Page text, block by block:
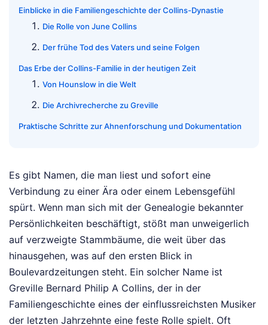
Einblicke in die Familiengeschichte der Collins-Dynastie
Die Rolle von June Collins
Der frühe Tod des Vaters und seine Folgen
Das Erbe der Collins-Familie in der heutigen Zeit
Von Hounslow in die Welt
Die Archivrecherche zu Greville
Praktische Schritte zur Ahnenforschung und Dokumentation
Es gibt Namen, die man liest und sofort eine
Verbindung zu einer Ära oder einem Lebensgefühl
spürt. Wenn man sich mit der Genealogie bekannter
Persönlichkeiten beschäftigt, stößt man unweigerlich
auf verzweigte Stammbäume, die weit über das
hinausgehen, was auf den ersten Blick in
Boulevardzeitungen steht. Ein solcher Name ist
Greville Bernard Philip A Collins, der in der
Familiengeschichte eines der einflussreichsten Musiker
der letzten Jahrzehnte eine feste Rolle spielt. Oft